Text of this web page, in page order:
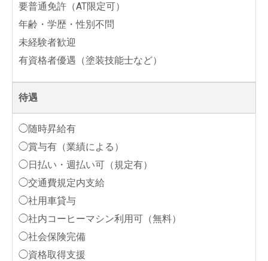
要普通免許（AT限定可）
年齢・学歴・性別不問
未経験者歓迎
有資格者優遇（塗装技能士など）
待遇
◯随時昇給有
◯賞与有（業績による）
◯日払い・週払い可（規定有）
◯交通費規定内支給
◯社用車貸与
◯社内コーヒーマシン利用可（無料）
◯社会保険完備
◯資格取得支援